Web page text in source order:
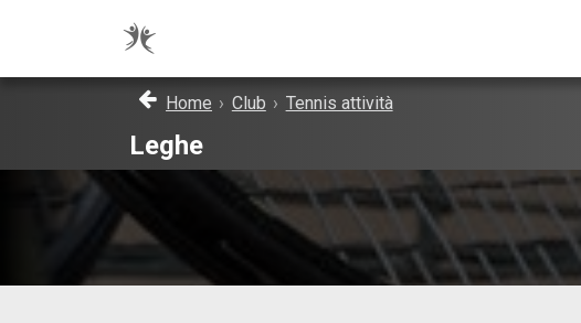
Home › Club › Tennis attività
Leghe